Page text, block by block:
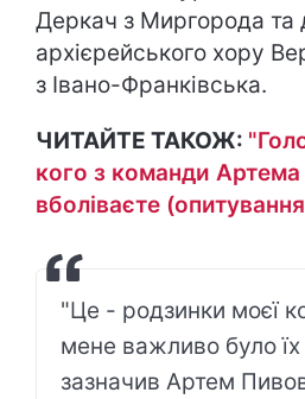
Деркач з Миргорода та
архієрейського хору
з Івано-Франківська.
ЧИТАЙТЕ ТАКОЖ:
кого з команди
вболіваєте
"Це - родзинки моєї
мене важливо було
зазначив Артем